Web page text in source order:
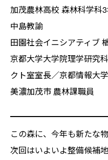
加茂農林高校 森林科学科
中島教諭
田園社会イニシアティブ
京都大学大学院理学研究
クト室室長／京都情報大
美濃加茂市 農林課職員
この森に、今年も新たな
次回はいよいよ整備候補